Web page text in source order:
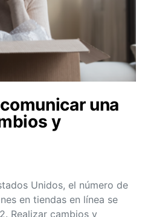
una
y
Unidos, el número de
en tiendas en línea se
Realizar cambios y